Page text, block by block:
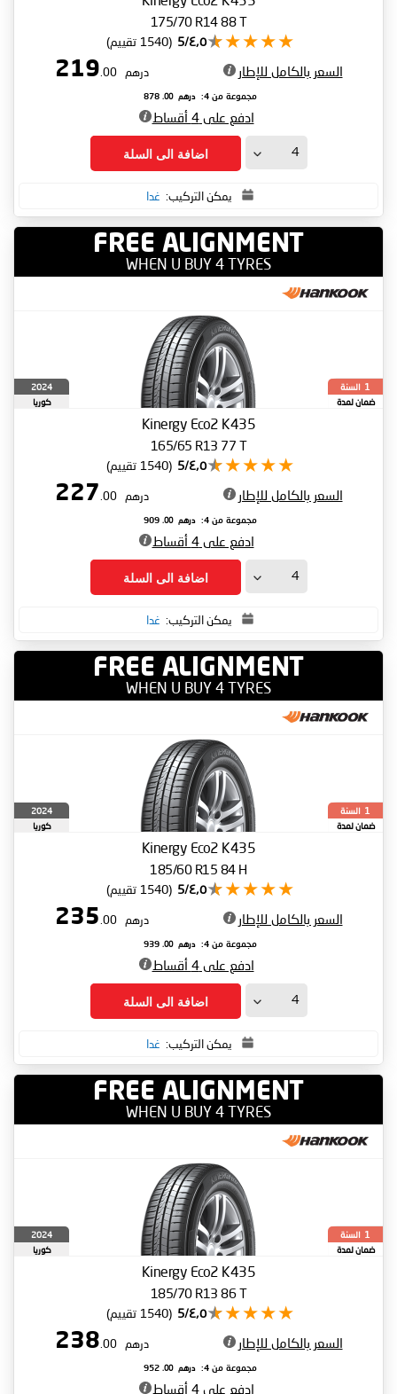
175/70 R14 88 T
٤٫٥/5 (1540 تقييم)
السعر بالكامل للإطار درهم 219
.00
مجموعة من 4: درهم 878
.00
ادفع على 4 أقساط
اضافة الى السلة
يمكن التركيب: غدا
FREE ALIGNMENT
WHEN U BUY 4 TYRES
1 السنة
ضمان لمدة
2024
كوريا
Kinergy Eco2 K435
165/65 R13 77 T
٤٫٥/5 (1540 تقييم)
السعر بالكامل للإطار درهم 227
.00
مجموعة من 4: درهم 909
.00
ادفع على 4 أقساط
اضافة الى السلة
يمكن التركيب: غدا
FREE ALIGNMENT
WHEN U BUY 4 TYRES
1 السنة
ضمان لمدة
2024
كوريا
Kinergy Eco2 K435
185/60 R15 84 H
٤٫٥/5 (1540 تقييم)
السعر بالكامل للإطار درهم 235
.00
مجموعة من 4: درهم 939
.00
ادفع على 4 أقساط
اضافة الى السلة
يمكن التركيب: غدا
FREE ALIGNMENT
WHEN U BUY 4 TYRES
1 السنة
ضمان لمدة
2024
كوريا
Kinergy Eco2 K435
185/70 R13 86 T
٤٫٥/5 (1540 تقييم)
السعر بالكامل للإطار درهم 238
.00
مجموعة من 4: درهم 952
.00
ادفع على 4 أقساط